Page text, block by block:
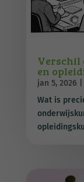
Verschil
en
jan 5, 2026
Wat is